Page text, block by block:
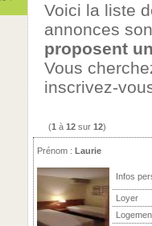
Voici la liste
annonces
proposent
Vous
inscrivez-
(1 à 12 sur 12)
Prénom : Laurie
Infos
Loyer